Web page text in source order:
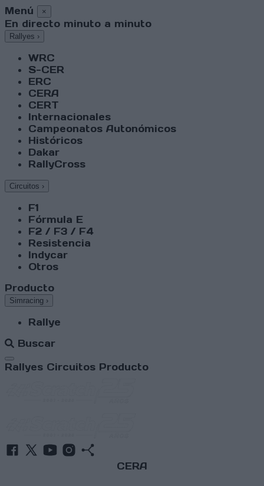
Menú ×
En directo minuto a minuto
Rallyes ›
WRC
S-CER
ERC
CERA
CERT
Internacionales
Campeonatos Autonómicos
Históricos
Dakar
RallyCross
Circuitos ›
F1
Fórmula E
F2 / F3 / F4
Resistencia
Indycar
Otros
Producto
Simracing ›
Rallye
Buscar
Abrir menú
Rallyes Circuitos Producto
CERA